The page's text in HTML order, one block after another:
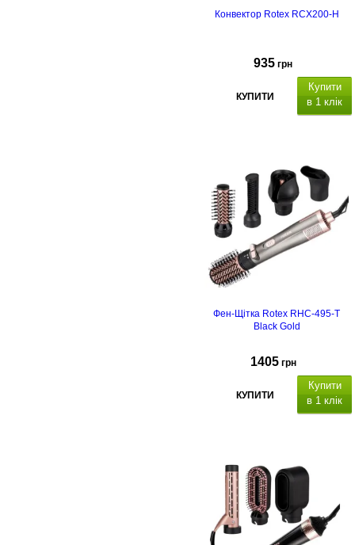
Конвектор Rotex RCX200-H
935 грн
КУПИТИ
Купити
в 1 клік
Фен-Щітка Rotex RHC-495-T
Black Gold
1405 грн
КУПИТИ
Купити
в 1 клік